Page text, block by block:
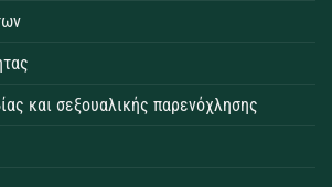
και σεξουαλικής παρενόχλησης